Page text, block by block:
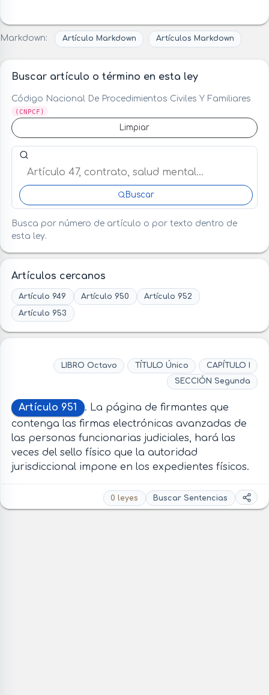
Markdown: Artículo Markdown Artículos Markdown
Buscar artículo o término en esta ley
Código Nacional De Procedimientos Civiles Y Familiares
(CNPCF)
Limpiar
Buscar artículo o término en esta ley
Buscar
Busca por número de artículo o por texto dentro de
esta ley.
Artículos cercanos
Artículo 949 Artículo 950
Artículo 952
Artículo 953
LIBRO Octavo TÍTULO Único
CAPÍTULO I
SECCIÓN Segunda
Artículo 951
. La página de firmantes que
contenga las firmas electrónicas avanzadas de
las personas funcionarias judiciales, hará las
veces del sello físico que la autoridad
jurisdiccional impone en los expedientes físicos.
0 leyes Buscar Sentencias